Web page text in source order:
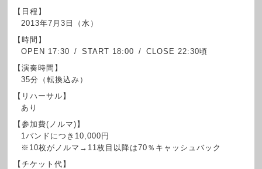
【日程】
2013年7月3日（水）
【時間】
OPEN 17:30 / START 18:00 / CLOSE 22:30頃
【演奏時間】
35分（転換込み）
【リハーサル】
あり
【参加費(ノルマ)】
1バンドにつき10,000円
※10枚がノルマ→11枚目以降は70％キャッシュバック
【チケット代】